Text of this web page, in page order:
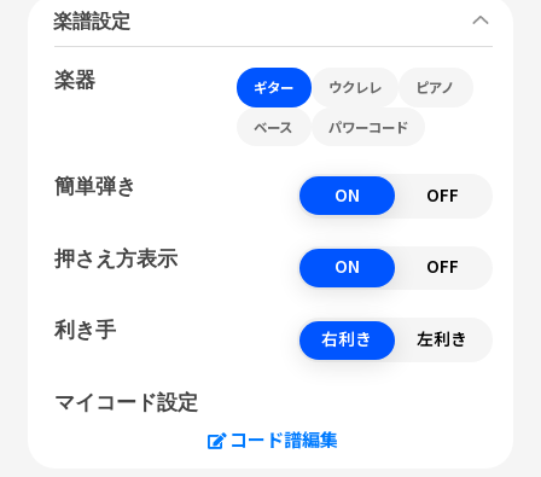
楽譜設定
楽器 ギター ウクレレ ピアノ
ベース パワーコード
簡単弾き ON OFF
押さえ方表示 ON OFF
利き手 右利き 左利き
マイコード設定
コード譜編集